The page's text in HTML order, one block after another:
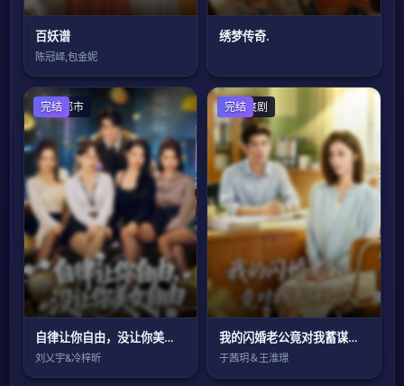
百妖谱
陈冠峄,包金妮
绣梦传奇.
现代都市
完结
自律让你自由，没让你美女自由
刘乂宇&冷梓昕
反转爽剧
完结
我的闪婚老公竟对我蓄谋已久
于茜玥＆王淮璟